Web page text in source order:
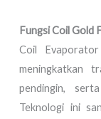
Fungsi Coil Gold
Coil
meningkatkan
pendingin,
Teknologi ini